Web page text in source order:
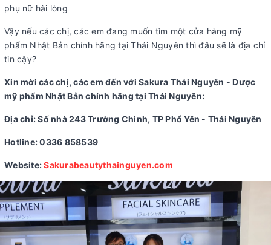
phụ nữ hài lòng
Vậy nếu các chị, các em đang muốn tìm một cửa hàng mỹ
phẩm Nhật Bản chính hãng tại Thái Nguyên thì đâu sẽ là địa chỉ
tin cậy?
Xin mời các chị, các em đến với Sakura Thái Nguyên - Dược
mỹ phẩm Nhật Bản chính hãng tại Thái Nguyên:
Địa chỉ: Số nhà 243 Trường Chinh, TP Phổ Yên - Thái Nguyên
Hotline: 0336 858539
Website:Sakurabeautythainguyen.com